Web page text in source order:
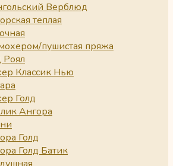
Верблюд
теплая
пушистая пряжа
Классик Нью
Голд
Ангора
Голд
Голд Батик